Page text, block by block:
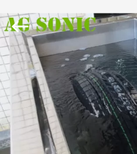
家
プ
ロ
Copyright
2017
-
2026
AG
Sonic
Technology
limited.
All
Rights
Reserved.